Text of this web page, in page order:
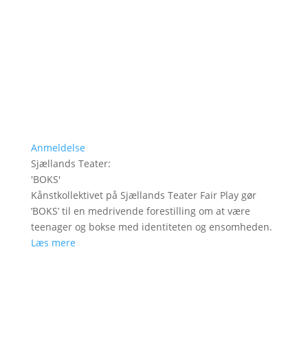
Anmeldelse
Sjællands Teater:
'BOKS'
Kånstkollektivet på Sjællands Teater Fair Play gør
’BOKS’ til en medrivende forestilling om at være
teenager og bokse med identiteten og ensomheden.
Læs mere